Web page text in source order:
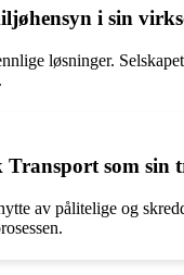
i sin
løsninger.
som sin
av pålitelige og